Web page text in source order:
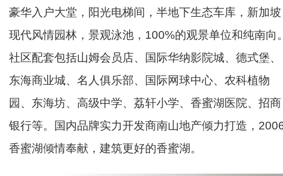
豪华入户大堂，阳光电梯间，半地下生态车库，新加坡
现代风情园林，景观泳池，100%的观景单位和纯南向。
社区配套包括山姆会员店、国际华纳影院城、德式堡、
东海商业城、名人俱乐部、国际网球中心、农科植物
园、东海坊、高级中学、荔轩小学、香蜜湖医院、招商
银行等。国内品牌实力开发商南山地产倾力打造，
香蜜湖倾情奉献，建筑更好的香蜜湖。